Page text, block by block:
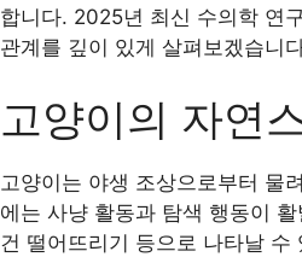
합니다. 2025년 최신 수의학 연
관계를 깊이 있게 살펴보겠습니
고양이의 자연
고양이는 야생 조상으로부터 물
에는 사냥 활동과 탐색 행동이
건 떨어뜨리기 등으로 나타날